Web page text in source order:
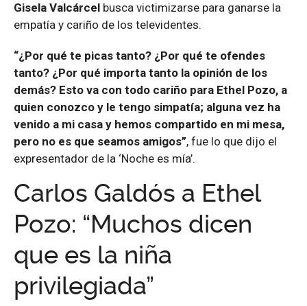
Gisela Valcárcel busca victimizarse para ganarse la
empatía y cariño de los televidentes.
“¿Por qué te picas tanto? ¿Por qué te ofendes
tanto? ¿Por qué importa tanto la opinión de los
demás? Esto va con todo cariño para Ethel Pozo, a
quien conozco y le tengo simpatía; alguna vez ha
venido a mi casa y hemos compartido en mi mesa,
pero no es que seamos amigos”, fue lo que dijo el
expresentador de la ‘Noche es mía’.
Carlos Galdós a Ethel
Pozo: “Muchos dicen
que es la niña
privilegiada”